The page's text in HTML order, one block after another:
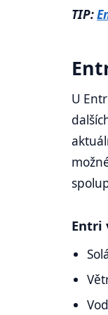
TIP:
U
Entri